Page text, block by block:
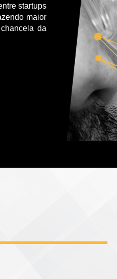
startups
maior
da